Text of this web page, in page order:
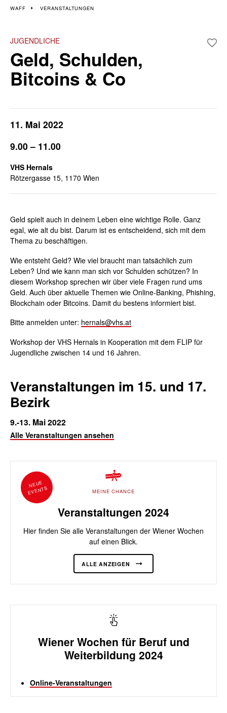
Veranstaltungen im 15.
und 17. Bezirk
Wiener Wochen für Beruf und Weiterbildung | 9. – 13. Mai 2022
WAFF VERANSTALTUNGEN
JUGENDLICHE
Geld, Schulden,
Bitcoins & Co
11. Mai 2022
9.00 – 11.00
VHS Hernals
Rötzergasse 15, 1170 Wien
Geld spielt auch in deinem Leben eine wichtige Rolle. Ganz
egal, wie alt du bist. Darum ist es entscheidend, sich mit dem
Thema zu beschäftigen.
Wie entsteht Geld? Wie viel braucht man tatsächlich zum
Leben? Und wie kann man sich vor Schulden schützen? In
diesem Workshop sprechen wir über viele Fragen rund ums
Geld. Auch über aktuelle Themen wie Online-Banking, Phishing,
Blockchain oder Bitcoins. Damit du bestens informiert bist.
Bitte anmelden unter: hernals@vhs.at
Workshop der VHS Hernals in Kooperation mit dem FLIP für
Jugendliche zwischen 14 und 16 Jahren.
Veranstaltungen im 15. und 17.
Bezirk
9.-13. Mai 2022
Alle Veranstaltungen ansehen
MEINE CHANCE
Veranstaltungen 2024
Hier finden Sie alle Veranstaltungen der Wiener Wochen
auf einen Blick.
ALLE ANZEIGEN
NEUE
EVENTS
Wiener Wochen für Beruf und
Weiterbildung 2024
Online-Veranstaltungen